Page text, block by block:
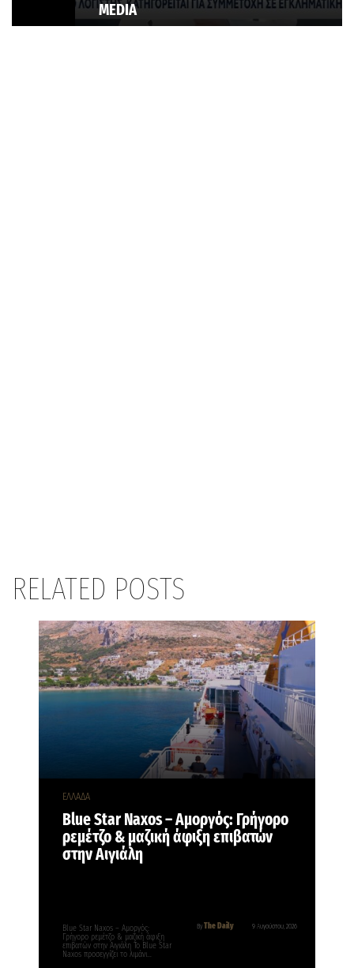
MEDIA
RELATED POSTS
ΕΛΛΑΔΑ
Blue Star Naxos – Αμοργός: Γρήγορο
ρεμέτζο & μαζική άφιξη επιβατών
στην Αιγιάλη
By The Daily 9 Αυγούστου, 2026
Blue Star Naxos – Αμοργός:
Γρήγορο ρεμέτζο & μαζική άφιξη
επιβατών στην Αιγιάλη Το Blue Star
Naxos προσεγγίζει το λιμάνι…